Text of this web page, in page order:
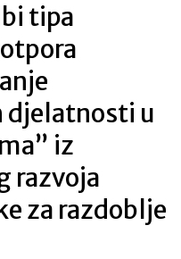
tipa
djelatnosti u
iz
razvoja
za razdoblje